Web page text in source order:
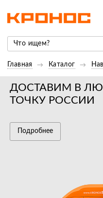
Главная Каталог
ДОСТАВИМ В
ТОЧКУ РОССИИ
Подробнее